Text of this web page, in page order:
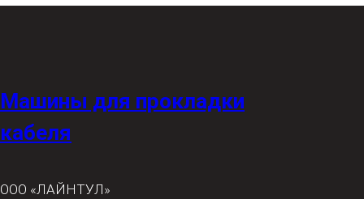
Машины для прокладки
кабеля
ООО «ЛАЙНТУЛ»